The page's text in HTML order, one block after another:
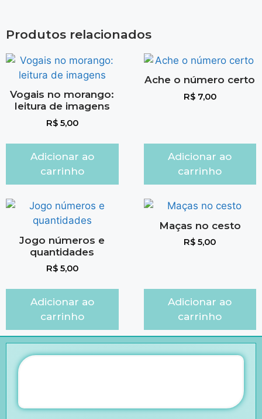
Produtos relacionados
Vogais no morango:
leitura de imagens
R$5,00
Adicionar ao
carrinho
Ache o número certo
R$7,00
Adicionar ao
carrinho
Jogo números e
quantidades
R$5,00
Adicionar ao
carrinho
Maças no cesto
R$ 5,00
Adicionar ao
carrinho